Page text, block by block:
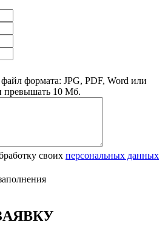
формата: JPG, PDF, Word или
превышать 10 Мб.
своих персональных данных